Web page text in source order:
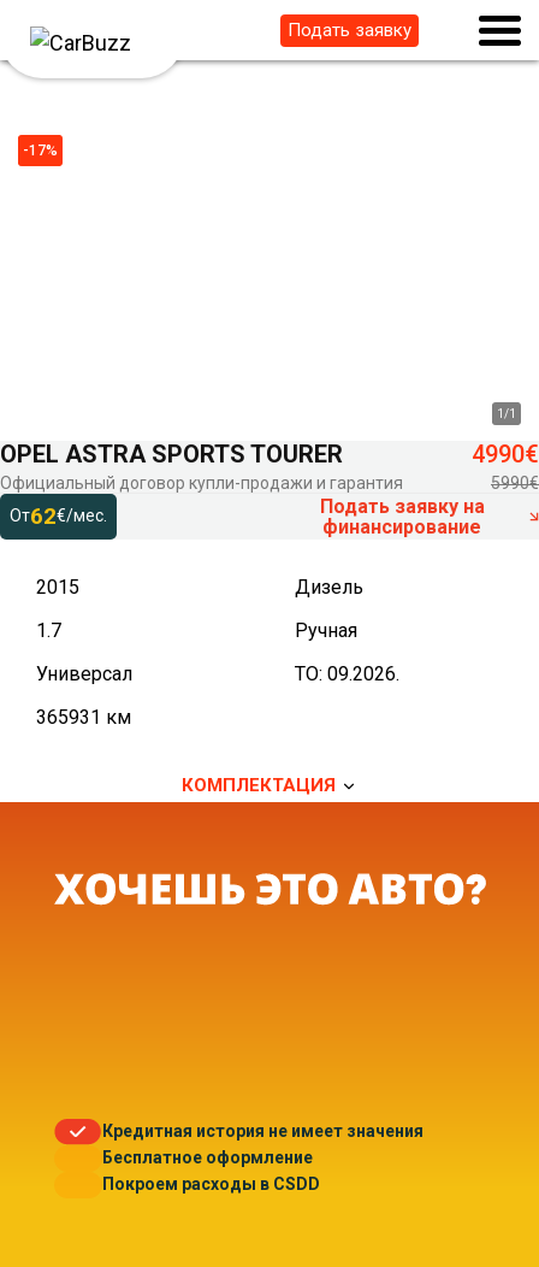
Подать заявку
1 /1
-17%
OPEL ASTRA SPORTS TOURER
Официальный договор купли-продажи и гарантия
4990€
5990€
От62€/мес.
Подать заявку на
финансирование
2015
Дизель
1.7
Ручная
Универсал
TO: 09.2026.
365931 км
КОМПЛЕКТАЦИЯ
Кредитная история не имеет значения
Бесплатное оформление
Покроем расходы в CSDD